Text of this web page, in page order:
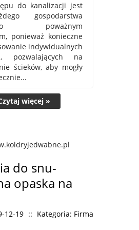
do kanalizacji jest
gospodarstwa
poważnym
ponieważ konieczne
indywidualnych
pozwalających na
ścieków, aby mogły
więcej »
do snu-
opaska na
12-19 :: Kategoria: Firma